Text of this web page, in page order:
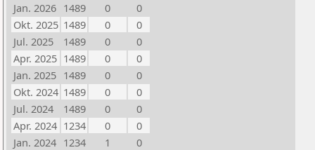
Jan. 2026 1489 0
0
Okt. 2025 1489 0
0
Jul. 2025
1489 0
0
Apr. 2025 1489 0
0
Jan. 2025 1489 0
0
Okt. 2024 1489 0
0
Jul. 2024
1489 0
0
Apr. 2024 1234 0
0
Jan. 2024 1234 1
0